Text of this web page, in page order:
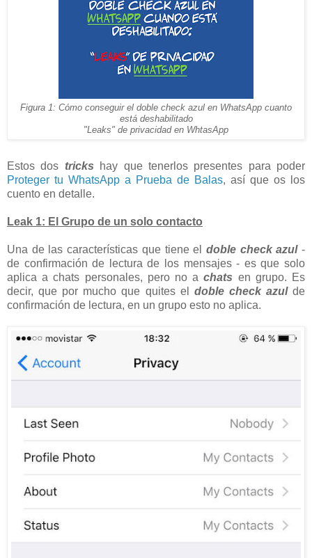
Figura 1: Cómo conseguir el doble check azul en WhatsApp cuanto
está deshabilitado
"Leaks" de privacidad en WhtasApp
Estos dos tricks hay que tenerlos presentes para poder
Proteger tu WhatsApp a Prueba de Balas, así que os los
cuento en detalle.
Leak 1: El Grupo de un solo contacto
Una de las características que tiene el doble check azul-
de confirmación de lectura de los mensajes - es que solo
aplica a chats personales, pero no achats en grupo. Es
decir, que por mucho que quites el doble check azulde
confirmación de lectura, en un grupo esto no aplica.